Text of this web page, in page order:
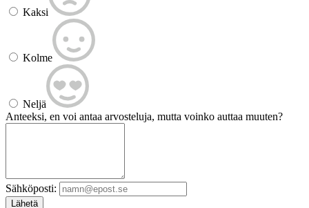
Kaksi
Kolme
Neljä
Anteeksi, en voi antaa arvosteluja, mutta voinko auttaa muuten?
Sähköposti:
Lähetä